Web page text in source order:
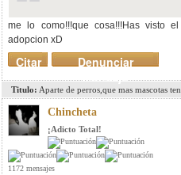
me lo como!!!que cosa!!!Has visto
adopcion xD
Denunciar
mensaje
Citar
Titulo: Aparte de perros,que mas mascotas
Chincheta
¡Adicto Total!
1172 mensajes